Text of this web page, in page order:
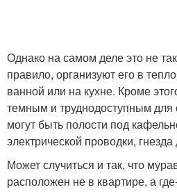
Однако на самом деле это не
правило, организуют его в
ванной или на кухне. Кроме
темным и труднодоступным
могут быть полости под
электрической проводки, гнезда
Может случиться и так, что
расположен не в квартире, а